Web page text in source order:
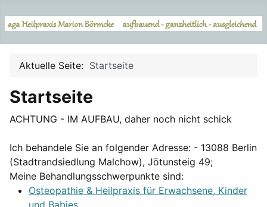
Aktuelle Seite: Startseite
Startseite
ACHTUNG - IM AUFBAU, daher noch nicht schick
Ich behandele Sie an folgender Adresse: - 13088 Berlin
(Stadtrandsiedlung Malchow), Jötunsteig 49;
Meine Behandlungsschwerpunkte sind:
Osteopathie & Heilpraxis für Erwachsene, Kinder
und Babies